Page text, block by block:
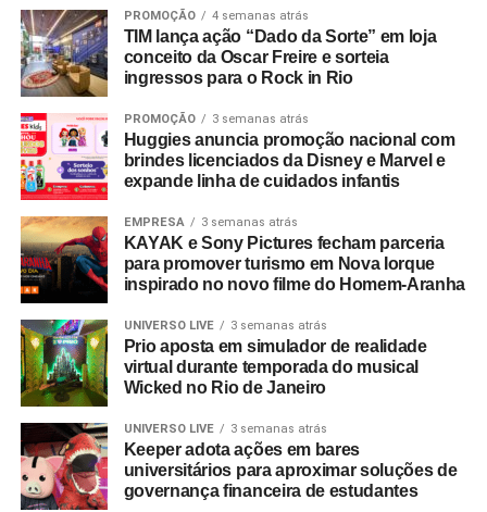
Experience”, destaca Paulo Farnese, CEO da EAÍ?!.
“Completar dez anos é celebrar esta história com o
mesmo entusiasmo do primeiro dia, reafirmando nosso
compromisso em construir narrativas vivas que geram
valor para o ecossistema dos nossos clientes”.
Com um portfólio que carrega o histórico de projetos para
gigantes do mercado como Whirlpool, Heineken, Banco
BMG, Banco Inter, Grupo Boticário, Suvinil, GOL,
Havaianas e MetLife, para seguir o ritmo do seu
crescimento, a EAÍ?! inicia o novo ciclo com a conquista
das contas da Camil (convenção anual e viagem de
incentivo) e da Seara (campanhas de engajamento
interno). Além da ampliação do escopo de atuação com a
Copa Energia (calendário nacional de eventos e trade
marketing) e com a Mondelez International (ecossistema
de campanhas de incentivo e viagens).
No último trimestre de 2026, a agência também assina a
produção da segunda edição do Inter Summit, evento
PROMOÇÃO 4 semanas atrás
TIM lança ação “Dado da Sorte” em loja
conceito da Oscar Freire e sorteia
ingressos para o Rock in Rio
PROMOÇÃO 3 semanas atrás
Huggies anuncia promoção nacional com
brindes licenciados da Disney e Marvel e
expande linha de cuidados infantis
EMPRESA 3 semanas atrás
KAYAK e Sony Pictures fecham parceria
para promover turismo em Nova Iorque
inspirado no novo filme do Homem-Aranha
UNIVERSO LIVE 3 semanas atrás
Prio aposta em simulador de realidade
virtual durante temporada do musical
Wicked no Rio de Janeiro
UNIVERSO LIVE 3 semanas atrás
Keeper adota ações em bares
universitários para aproximar soluções de
governança financeira de estudantes